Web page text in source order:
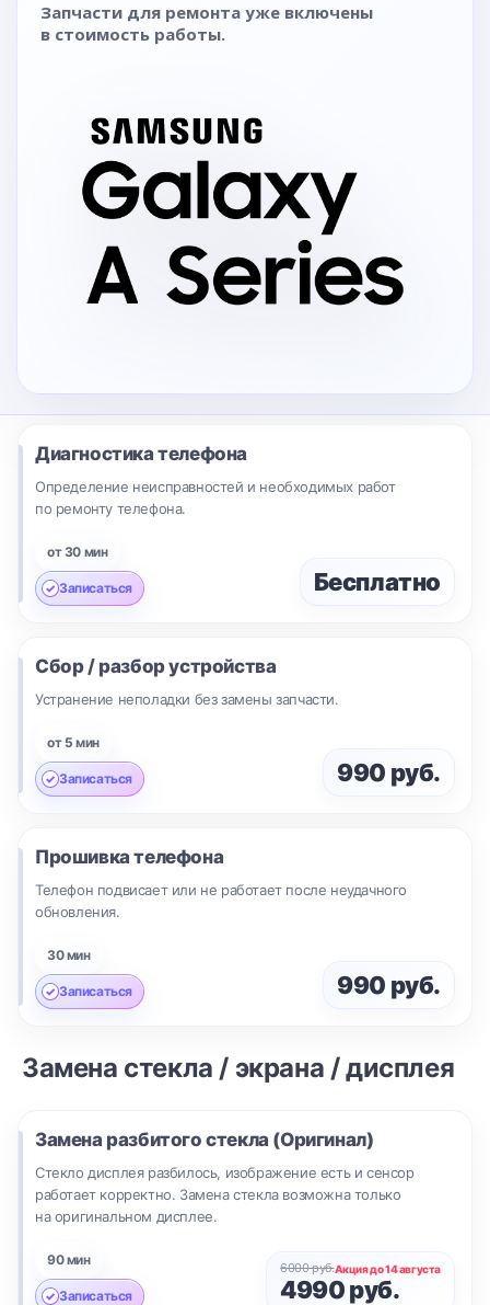
Запчасти для ремонта уже включены
в стоимость работы.
Диагностика телефона
Определение неисправностей и необходимых работ
по ремонту телефона.
от 30 мин
Записаться Бесплатно
Сбор / разбор устройства
Устранение неполадки без замены запчасти.
от 5 мин
Записаться 990 руб.
Прошивка телефона
Телефон подвисает или не работает после неудачного
обновления.
30 мин
Записаться 990 руб.
Замена стекла / экрана / дисплея
Замена разбитого стекла (Оригинал)
Стекло дисплея разбилось, изображение есть и сенсор
работает корректно. Замена стекла возможна только
на оригинальном дисплее.
90 мин
Записаться
6000 руб.Акция до 14 августа
4990 руб.